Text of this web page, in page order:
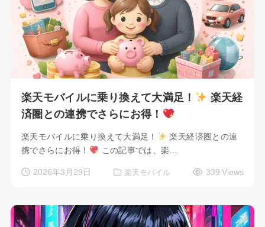
楽天モバイルに乗り換えて大満足！
楽天経
済圏との連携でさらにお得！
楽天モバイルに乗り換えて大満足！
楽天経済圏との連
携でさらにお得！
この記事では、楽…
2026年3月29日 楽天モバイル 339 Views